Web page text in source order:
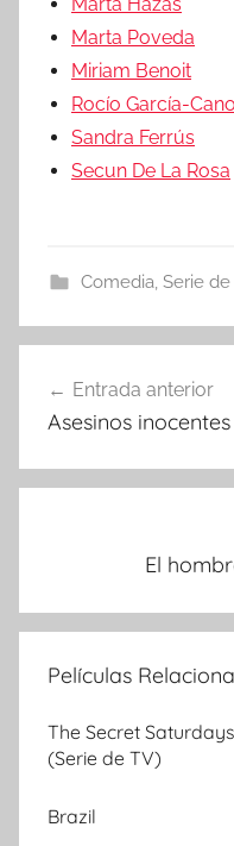
Marta Poveda
Miriam Benoit
Rocío García-Cano
Sandra Ferrús
Secun De La Rosa
Comedia, Serie de
Navegación
de
entradas
Entrada anterior
Asesinos inocentes
El
Películas
The Secret Saturdays
(Serie de TV)
Brazil